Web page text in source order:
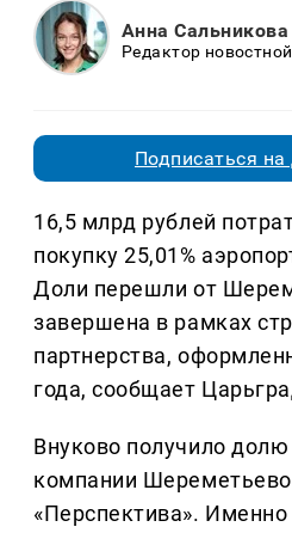
Анна Сальникова
Редактор
Подписаться
16,5 млрд рублей
покупку 25,01%
Доли перешли от
завершена в рамках
партнерства,
года, сообщает
Внуково получило
компании
«Перспектива». Именно